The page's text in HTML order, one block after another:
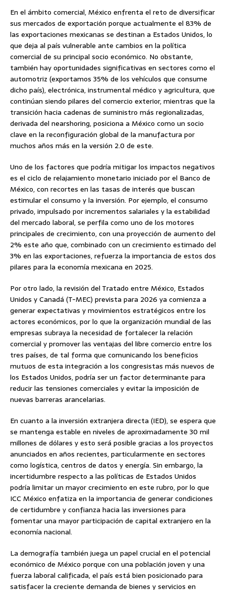
En el ámbito comercial, México enfrenta el reto de diversificar
sus mercados de exportación porque actualmente el 83% de
las exportaciones mexicanas se destinan a Estados Unidos, lo
que deja al país vulnerable ante cambios en la política
comercial de su principal socio económico. No obstante,
también hay oportunidades significativas en sectores como el
automotriz (exportamos 35% de los vehículos que consume
dicho país), electrónica, instrumental médico y agricultura, que
continúan siendo pilares del comercio exterior, mientras que la
transición hacia cadenas de suministro más regionalizadas,
derivada del nearshoring, posiciona a México como un socio
clave en la reconfiguración global de la manufactura por
muchos años más en la versión 2.0 de este.
Uno de los factores que podría mitigar los impactos negativos
es el ciclo de relajamiento monetario iniciado por el Banco de
México, con recortes en las tasas de interés que buscan
estimular el consumo y la inversión. Por ejemplo, el consumo
privado, impulsado por incrementos salariales y la estabilidad
del mercado laboral, se perfila como uno de los motores
principales de crecimiento, con una proyección de aumento del
2% este año que, combinado con un crecimiento estimado del
3% en las exportaciones, refuerza la importancia de estos dos
pilares para la economía mexicana en 2025.
Por otro lado, la revisión del Tratado entre México, Estados
Unidos y Canadá (T-MEC) prevista para 2026 ya comienza a
generar expectativas y movimientos estratégicos entre los
actores económicos, por lo que la organización mundial de las
empresas subraya la necesidad de fortalecer la relación
comercial y promover las ventajas del libre comercio entre los
tres países, de tal forma que comunicando los beneficios
mutuos de esta integración a los congresistas más nuevos de
los Estados Unidos, podría ser un factor determinante para
reducir las tensiones comerciales y evitar la imposición de
nuevas barreras arancelarias.
En cuanto a la inversión extranjera directa (IED), se espera que
se mantenga estable en niveles de aproximadamente 30 mil
millones de dólares y esto será posible gracias a los proyectos
anunciados en años recientes, particularmente en sectores
como logística, centros de datos y energía. Sin embargo, la
incertidumbre respecto a las políticas de Estados Unidos
podría limitar un mayor crecimiento en este rubro, por lo que
ICC México enfatiza en la importancia de generar condiciones
de certidumbre y confianza hacia las inversiones para
fomentar una mayor participación de capital extranjero en la
economía nacional.
La demografía también juega un papel crucial en el potencial
económico de México porque con una población joven y una
fuerza laboral calificada, el país está bien posicionado para
satisfacer la creciente demanda de bienes y servicios en